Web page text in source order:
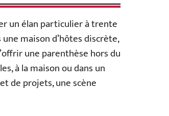
un élan particulier à trente
maison d’hôtes discrète,
une parenthèse hors du
à la maison ou dans un
de projets, une scène